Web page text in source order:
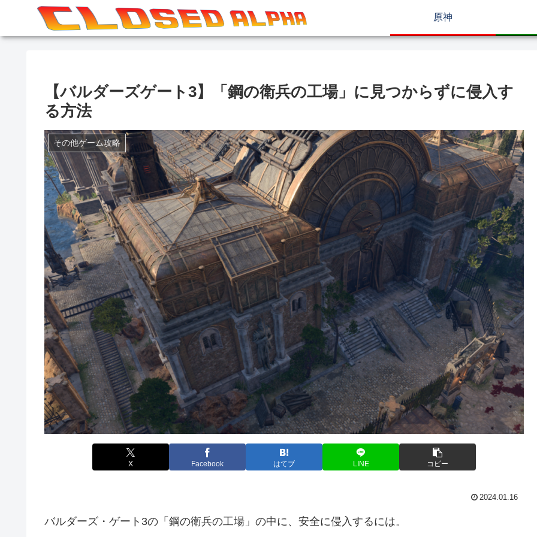
原神
【バルダーズゲート3】「鋼の衛兵の工場」に見つからずに侵入す
る方法
その他ゲーム攻略
X Facebook はてブ LINE コピー
2024.01.16
バルダーズ・ゲート3の「鋼の衛兵の工場」の中に、安全に侵入するには。